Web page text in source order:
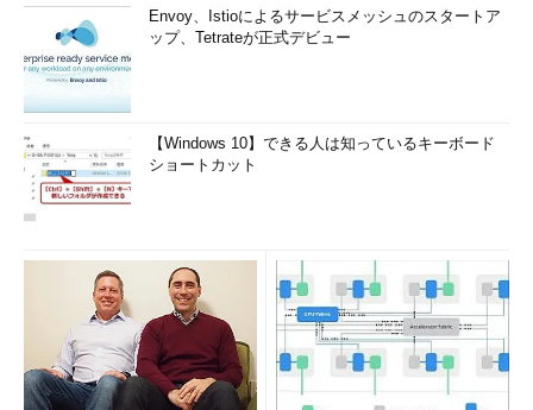
Envoy、Istioによるサービスメッシュのスタートア
ップ、Tetrateが正式デビュー
【Windows 10】できる人は知っているキーボード
ショートカット